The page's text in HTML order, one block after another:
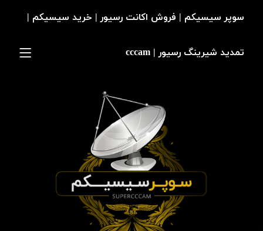
سوپر سیسیکم | فروش اکانت رسیور | خرید سیسیکم |
تمدید شیرینگ رسیور | cccam